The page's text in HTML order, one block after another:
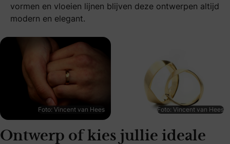
vormen en vloeien lijnen blijven deze ontwerpen altijd
modern en elegant.
Foto: Vincent van Hees Foto: Vincent van Hees
Ontwerp of kies jullie ideale